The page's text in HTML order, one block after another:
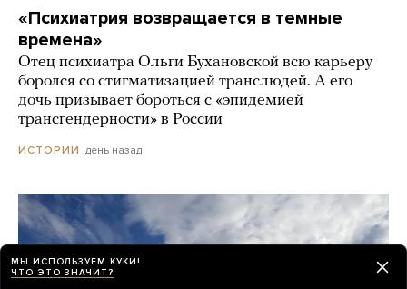
«Психиатрия возвращается в темные
времена»
Отец психиатра Ольги Бухановской всю карьеру
боролся со стигматизацией транслюдей. А его
дочь призывает бороться с «эпидемией
трансгендерности» в России
ИСТОРИИ день назад
МЫ ИСПОЛЬЗУЕМ КУКИ!
ЧТО ЭТО ЗНАЧИТ?